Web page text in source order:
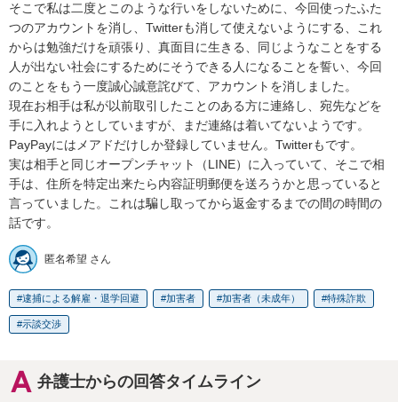
そこで私は二度とこのような行いをしないために、今回使ったふた
つのアカウントを消し、Twitterも消して使えないようにする、これ
からは勉強だけを頑張り、真面目に生きる、同じようなことをする
人が出ない社会にするためにそうできる人になることを誓い、今回
のことをもう一度誠心誠意詫びて、アカウントを消しました。
現在お相手は私が以前取引したことのある方に連絡し、宛先などを
手に入れようとしていますが、まだ連絡は着いてないようです。
PayPayにはメアドだけしか登録していません。Twitterもです。
実は相手と同じオープンチャット（LINE）に入っていて、そこで相
手は、住所を特定出来たら内容証明郵便を送ろうかと思っていると
言っていました。これは騙し取ってから返金するまでの間の時間の
話です。
匿名希望 さん
逮捕による解雇・退学回避 加害者 加害者（未成年） 特殊詐欺
示談交渉
弁護士からの回答タイムライン